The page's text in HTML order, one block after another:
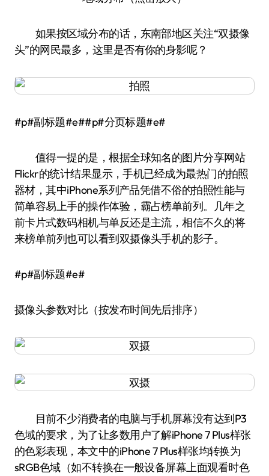
如果按区域分布的话，东南部地区关注“双摄像
头”的网民最多，这里是否有你的身影呢？
#p#副标题#e##p#分页标题#e#
值得一提的是，根据全球知名的图片分享网站
Flickr的统计结果显示，手机已经成为最热门的拍照
器材，其中iPhone系列产品凭借不俗的拍照性能与
简单容易上手的操作体验，霸占榜单前列。几年之
前卡片式数码相机与单反还是主流，相信不久的将
来榜单前列也可以看到双摄像头手机的影子。
#p#副标题#e#
摄像头参数对比（按发布时间先后排序）
目前不少消费者的电脑与手机屏幕没有达到P3
色域的要求，为了让多数用户了解iPhone 7 Plus样张
的色彩表现，本文中的iPhone 7 Plus样张均转换为
sRGB色域（如不转换在一般设备屏幕上面观看时色